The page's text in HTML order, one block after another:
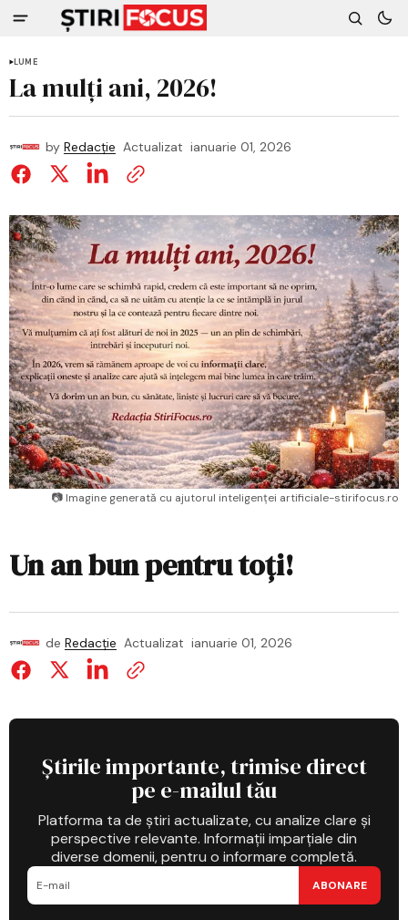
LUME
La mulți ani, 2026!
by Redacție Actualizat ianuarie 01, 2026
📷 Imagine generată cu ajutorul inteligenței artificiale-stirifocus.ro
Un an bun pentru toți!
de Redacție Actualizat ianuarie 01, 2026
Știrile importante, trimise direct
pe e-mailul tău
Platforma ta de știri actualizate, cu analize clare și
perspective relevante. Informații imparțiale din
diverse domenii, pentru o informare completă.
ABONARE